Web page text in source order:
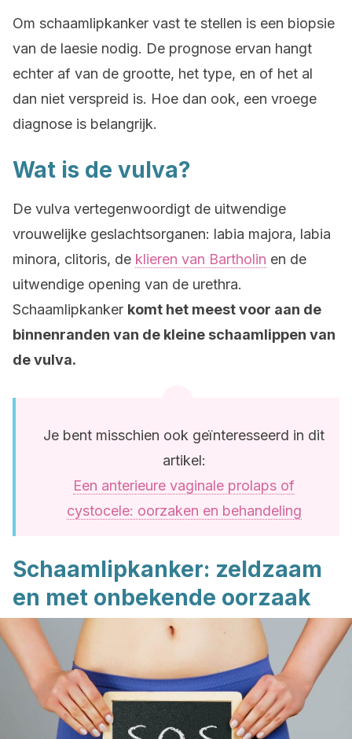
Om schaamlipkanker vast te stellen is een biopsie
van de laesie nodig. De prognose ervan hangt
echter af van de grootte, het type, en of het al
dan niet verspreid is. Hoe dan ook, een vroege
diagnose is belangrijk.
Wat is de vulva?
De vulva vertegenwoordigt de uitwendige
vrouwelijke geslachtsorganen: labia majora, labia
minora, clitoris, de klieren van Bartholin en de
uitwendige opening van de urethra.
Schaamlipkanker komt het meest voor aan de
binnenranden van de kleine schaamlippen van
de vulva.
Je bent misschien ook geïnteresseerd in dit
artikel:
Een anterieure vaginale prolaps of
cystocele: oorzaken en behandeling
Schaamlipkanker: zeldzaam
en met onbekende oorzaak